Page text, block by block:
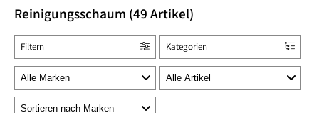
Reinigungsschaum (49 Artikel)
Kategorien
Filtern